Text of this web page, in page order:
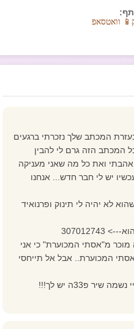
📱 וואטסאפ
המכתב שלך נזכרתי ברגעים
המכתב הזה גרם לי להבין
ואת כל מה שאני מעניקה
יש לי חבר חדש... אנחנו
לא יהיה לי תינוק ופרנואיד
מ"אסתי המכוערת" כי אני
המכוערת.. אבל אל תייחסי
פ33ה יש לך!!!